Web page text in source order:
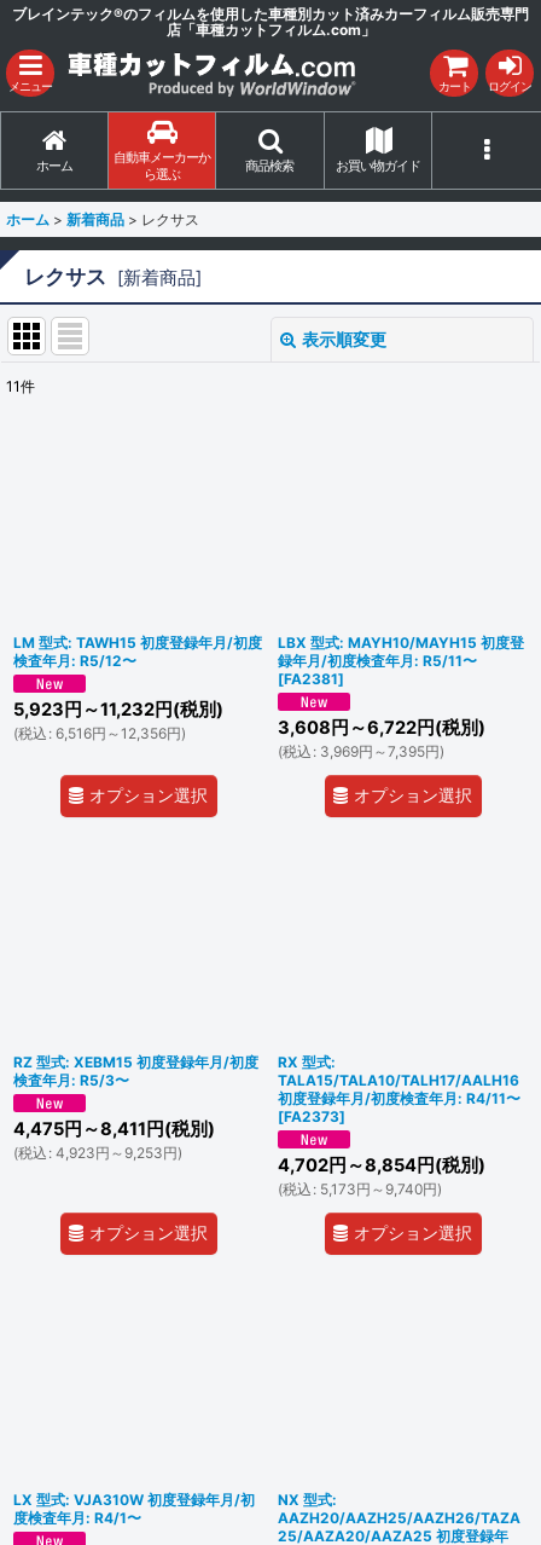
ブレインテック®のフィルムを使用した車種別カット済みカーフィルム販売専門
店「車種カットフィルム.com」
メニュー カート ログイン
ホーム
自動車メーカーか
ら選ぶ
商品検索 お買い物ガイド
ホーム > 新着商品 > レクサス
レクサス [新着商品]
表示順変更
11件
LM 型式: TAWH15 初度登録年月/初度
検査年月: R5/12〜
5,923 円 ～11,232円(税別)
(税込 : 6,516円 ～12,356円)
オプション選択
LBX 型式: MAYH10/MAYH15 初度登
録年月/初度検査年月: R5/11〜
[FA2381]
3,608 円 ～6,722円(税別)
(税込 : 3,969円 ～7,395円)
オプション選択
RZ 型式: XEBM15 初度登録年月/初度
検査年月: R5/3〜
4,475円 ～8,411 円(税別)
(税込 : 4,923円 ～9,253円)
オプション選択
RX 型式:
TALA15/TALA10/TALH17/AALH16
初度登録年月/初度検査年月: R4/11〜
[FA2373]
4,702円 ～8,854円(税別)
(税込 : 5,173円 ～9,740円)
オプション選択
LX 型式: VJA310W 初度登録年月/初
度検査年月: R4/1〜
NX 型式:
AAZH20/AAZH25/AAZH26/TAZA
25/AAZA20/AAZA25 初度登録年